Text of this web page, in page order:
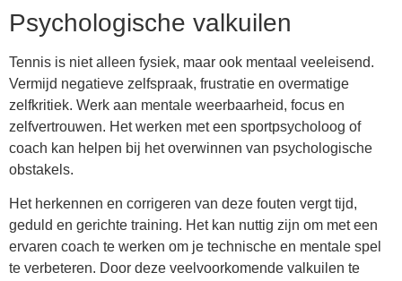
Psychologische valkuilen
Tennis is niet alleen fysiek, maar ook mentaal veeleisend.
Vermijd negatieve zelfspraak, frustratie en overmatige
zelfkritiek. Werk aan mentale weerbaarheid, focus en
zelfvertrouwen. Het werken met een sportpsycholoog of
coach kan helpen bij het overwinnen van psychologische
obstakels.
Het herkennen en corrigeren van deze fouten vergt tijd,
geduld en gerichte training. Het kan nuttig zijn om met een
ervaren coach te werken om je technische en mentale spel
te verbeteren. Door deze veelvoorkomende valkuilen te